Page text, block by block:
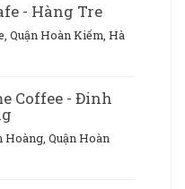
- Hàng Tre
Quận Hoàn Kiếm, Hà
Coffee - Đinh
Hoàng, Quận Hoàn